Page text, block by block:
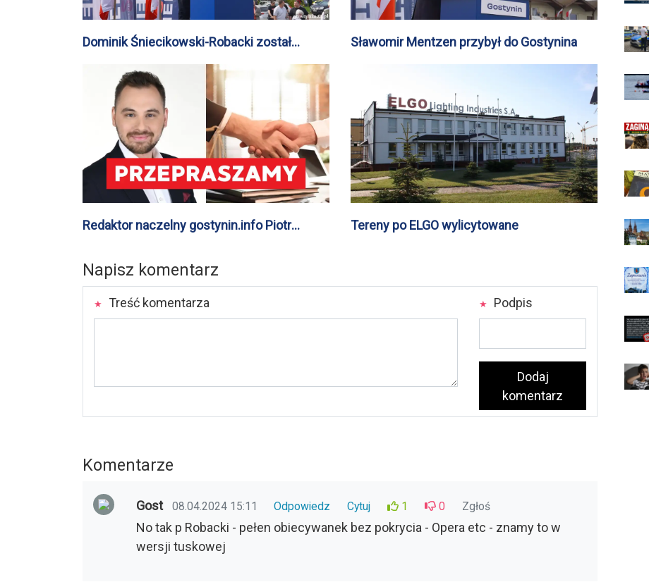
Dominik Śniecikowski-Robacki został
nowym zastępcą wójta Gminy Nowy
Duninów
Sławomir Mentzen przybył do Gostynina
Redaktor naczelny gostynin.info Piotr
Śniecikowskiego-Robackiego
Tereny po ELGO wylicytowane
Napisz komentarz
Treść komentarza Podpis
Dodaj
komentarz
Komentarze
Gost 08.04.2024 15:11 Odpowiedz Cytuj 1 0 Zgłoś
No tak p Robacki - pełen obiecywanek bez pokrycia - Opera etc - znamy to w
wersji tuskowej